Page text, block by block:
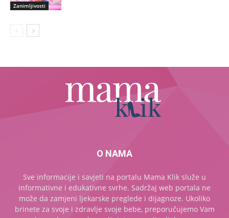
Zanimljivosti
O NAMA
Sve informacije i savjeti na portalu Mama Klik služe u
informativne i edukativne svrhe. Sadržaj web portala ne
može da zamjeni ljekarske preglede i dijagnoze. Ukoliko
brinete za svoje i zdravlje svoje bebe, preporučujemo Vam